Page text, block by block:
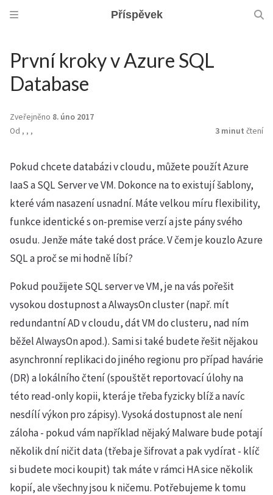
Příspěvek
První kroky v Azure SQL
Database
Zveřejněno 8. úno 2017
Od , , , 3 minut čtení
Pokud chcete databázi v cloudu, můžete použít Azure
IaaS a SQL Server ve VM. Dokonce na to existují šablony,
které vám nasazení usnadní. Máte velkou míru flexibility,
funkce identické s on-premise verzí a jste pány svého
osudu. Jenže máte také dost práce. V čem je kouzlo Azure
SQL a proč se mi hodně líbí?
Pokud použijete SQL server ve VM, je na vás pořešit
vysokou dostupnost a AlwaysOn cluster (např. mít
redundantní AD v cloudu, dát VM do clusteru, nad ním
běžel AlwaysOn apod.). Sami si také budete řešit nějakou
asynchronní replikaci do jiného regionu pro případ havárie
(DR) a lokálního čtení (spouštět reportovací úlohy na
této read-only kopii, která je třeba fyzicky blíž a navíc
nesdílí výkon pro zápisy). Vysoká dostupnost ale není
záloha - pokud vám například nějaký Malware bude potají
několik dní ničit data (třeba je šifrovat a pak vydírat - klíč
si budete moci koupit) tak máte v rámci HA sice několik
kopií, ale všechny jsou k ničemu. Potřebujeme k tomu